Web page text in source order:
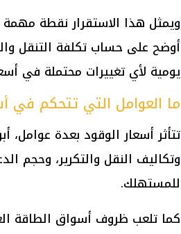
ويمثل هذا الاستقرار نقطة
أوضح على حساب تكلفة التنقل
يومية لأي تغييرات محتملة في
ما العوامل التي تتحكم في
تتأثرأسعار الوقود بعدة عوامل،
وتكاليف النقل والتكرير، وحجم
للمستهلك.
كما تلعب ظروف أسواق الطاقة